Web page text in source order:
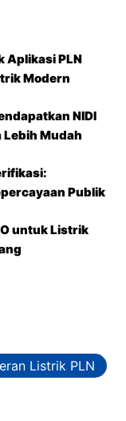
Aplikasi PLN
Modern
NIDI
Lebih Mudah
Publik
untuk Listrik
Listrik PLN